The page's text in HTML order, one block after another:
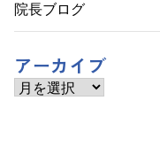
院長ブログ
アーカイブ
ア
ー